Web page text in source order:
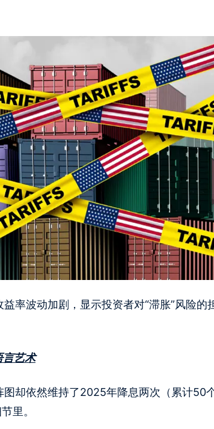
率波动加剧，显示投资者对“滞胀”风险的
言艺术
却依然维持了2025年降息两次（累计50
里。